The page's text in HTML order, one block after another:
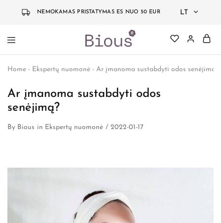
NEMOKAMAS PRISTATYMAS ES NUO 50 EUR LT
Bious
Jauninanti
grįsta
Home - Ekspertų nuomonė - Ar įmanoma sustabdyti odos senėjimą?
Ar įmanoma sustabdyti odos
senėjimą?
By Bious in Ekspertų nuomonė 2022-01-17